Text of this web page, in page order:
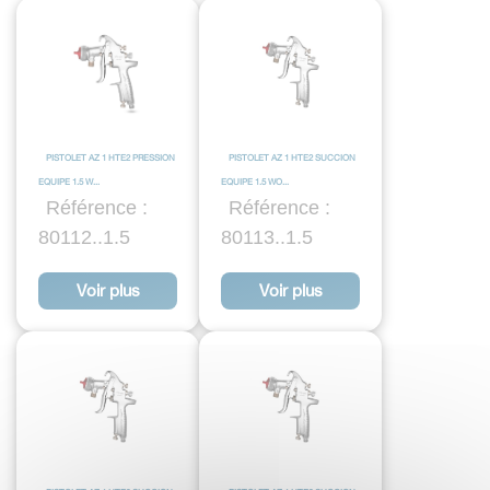
PISTOLET AZ 1 HTE2 PRESSION
EQUIPE 1.5 W...
Référence :
80112..1.5
Voir plus
PISTOLET AZ 1 HTE2 SUCCION
EQUIPE 1.5 WO...
Référence :
80113..1.5
Voir plus